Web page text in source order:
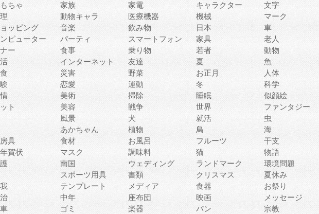
ちゃ
家族 家電 キャラクター
文字
動物キャラ 医療機器 機械
マーク
ッピング
音楽 飲み物 日本
車
ピューター
パーティ スマートフォン 家具
老人
ー
食事 乗り物 若者
動物
インターネット 友達 夏
魚
災害 野菜 お正月
人体
恋愛 運動 冬
科学
美術 掃除 睡眠
似顔絵
ト
美容 戦争 世界
ファンタジー
風景 犬 就活
虫
あかちゃん 植物 鳥
海
具
食材 お風呂 フルーツ
干支
賀状
マスク 調味料 猫
物語
南国 ウェディング ランドマーク
環境問題
スポーツ用具 書類 クリスマス
夏休み
テンプレート メディア 食器
お祭り
中年 座布団 映画
メッセージ
ゴミ 楽器 パン 宗教